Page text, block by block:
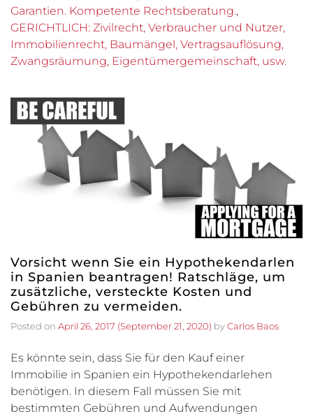
Garantien. Kompetente Rechtsberatung.,
GERICHTLICH: Zivilrecht, Verbraucher und Nutzer,
Immobilienrecht, Baumängel, Vertragsauflösung,
Zwangsräumung, Eigentümergemeinschaft, usw.
Vorsicht wenn Sie ein Hypothekendarlen
in Spanien beantragen! Ratschläge, um
zusätzliche, versteckte Kosten und
Gebühren zu vermeiden.
Posted on April 26, 2017 (September 21, 2020) byCarlos Baos
Es könnte sein, dass Sie für den Kauf einer
Immobilie in Spanien ein Hypothekendarlehen
benötigen. In diesem Fall müssen Sie mit
bestimmten Gebühren und Aufwendungen